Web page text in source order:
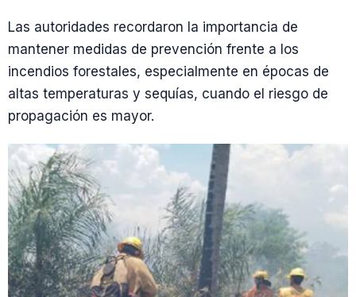
Las autoridades recordaron la importancia de
mantener medidas de prevención frente a los
incendios forestales, especialmente en épocas de
altas temperaturas y sequías, cuando el riesgo de
propagación es mayor.